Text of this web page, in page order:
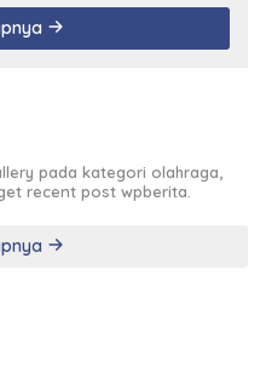
pada kategori olahraga,
recent post wpberita.